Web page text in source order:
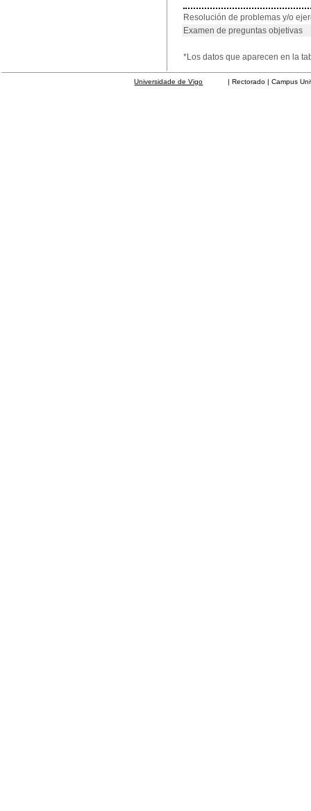
Resolución de problemas y/o
Examen de preguntas objetivas
*Los datos que aparecen en la
Universidade de Vigo | Rectorado | Campus